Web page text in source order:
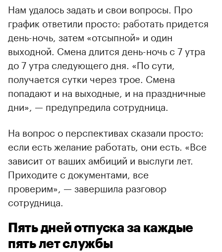
Нам удалось задать и свои вопросы. Про
график ответили просто: работать придется
день-ночь, затем «отсыпной» и один
выходной. Смена длится день-ночь с 7 утра
до 7 утра следующего дня. «По сути,
получается сутки через трое. Смена
попадают и на выходные, и на праздничные
дни», — предупредила сотрудница.
На вопрос о перспективах сказали просто:
если есть желание работать, они есть. «Все
зависит от ваших амбиций и выслуги лет.
Приходите с документами, все
проверим», — завершила разговор
сотрудница.
Пять дней отпуска за каждые
пять лет службы